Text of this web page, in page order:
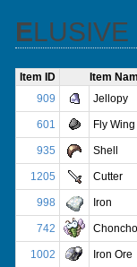
Item ID
Item
909
Jellopy
601 Fly Wing
935 Shell
1205 Cutter
998 Iron
742
1002 Iron Ore